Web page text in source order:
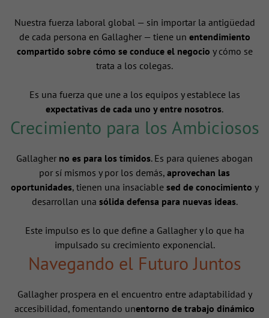
Nuestra fuerza laboral global — sin importar la antigüedad
de cada persona en Gallagher — tiene un entendimiento
compartido sobre cómo se conduce el negocio y cómo se
trata a los colegas.
Es una fuerza que une a los equipos y establece las
expectativas de cada uno y entre nosotros.
Crecimiento para los Ambiciosos
Gallagher no es para los tímidos. Es para quienes abogan
por sí mismos y por los demás, aprovechan las
oportunidades, tienen una insaciable sed de conocimiento y
desarrollan una sólida defensa para nuevas ideas.
Este impulso es lo que define a Gallagher y lo que ha
impulsado su crecimiento exponencial.
Navegando el Futuro Juntos
Gallagher prospera en el encuentro entre adaptabilidad y
accesibilidad, fomentando unentorno de trabajo dinámico